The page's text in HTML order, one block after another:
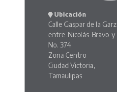
Ubicación
Calle Gaspar de la
entre Nicolás Bravo
No. 374
Zona Centro
Ciudad Victoria,
Tamaulipas